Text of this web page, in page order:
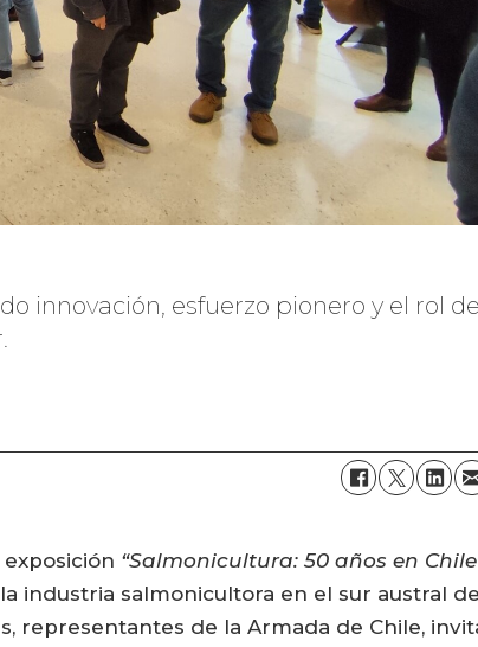
innovación, esfuerzo pionero y el rol de
“Salmonicultura: 50 años en
industria salmonicultora en el sur austral
representantes de la Armada de Chile,